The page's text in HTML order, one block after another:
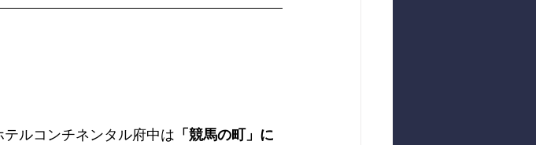
ルコンチネンタル府中は 「競馬の町」に